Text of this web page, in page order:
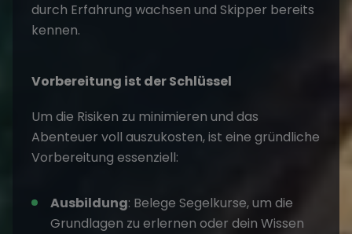
durch Erfahrung wachsen und Skipper bereits
kennen.
Vorbereitung ist der Schlüssel
Um die Risiken zu minimieren und das
Abenteuer voll auszukosten, ist eine gründliche
Vorbereitung essenziell:
Ausbildung: Belege Segelkurse, um die
Grundlagen zu erlernen oder dein Wissen